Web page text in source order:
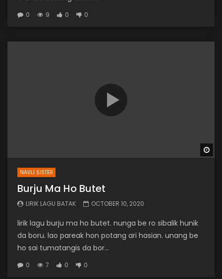
0 9 0 0
NAULI SISTER
Burju Ma Ho Butet
LIRIK LAGU BATAK OCTOBER 10, 2020
lirik lagu burju ma ho butet. nunga be ro sibalik hunik
da boru. lao pareak hon potang ari hasian. unang be
ho sai tumatangis da bor...
0 7 0 0